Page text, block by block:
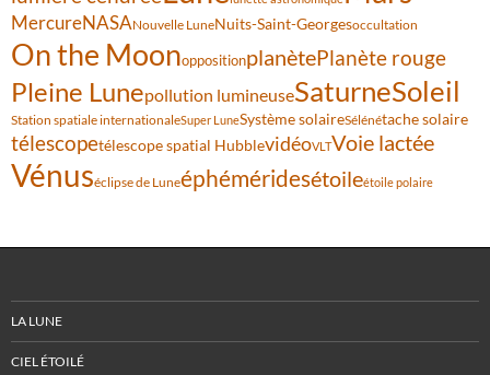
MercureNASANouvelle LuneNuits-Saint-Georgesoccultation
On the MoonoppositionplanètePlanète rouge
Pleine Lunepollution lumineuseSaturneSoleil
Station spatiale internationaleSuper LuneSystème solaireSélénétache solaire
télescopetélescope spatial HubblevidéoVLTVoie lactée
Vénuséclipse de Luneéphéméridesétoileétoile polaire
LA LUNE
CIEL ÉTOILÉ